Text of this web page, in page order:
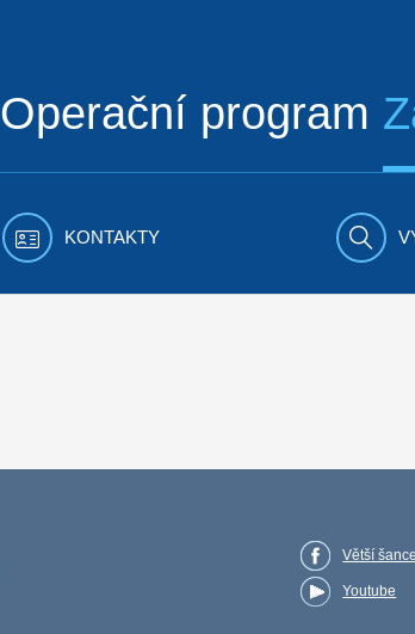
Operační program
KONTAKTY
Větší šance
Youtube